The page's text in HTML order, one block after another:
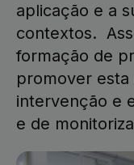
aplicação e a
contextos.
formação de
promover esta
intervenção e
e de